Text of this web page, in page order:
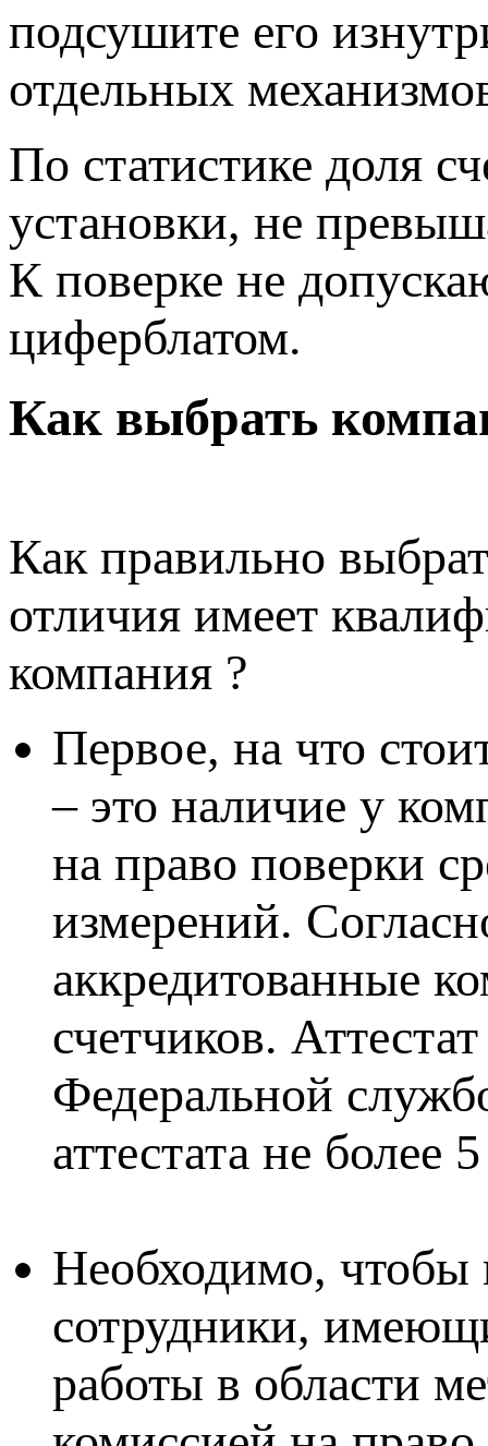
подсушите его
отдельных
По статистике доля
установки, не
К поверке не
циферблатом.
Как выбрать
Как правильно
отличия имеет
компания ?
Первое, на что
– это наличие у
на право поверки
измерений.
аккредитованные
счетчиков.
Федеральной
аттестата не более
Необходимо, чтобы
сотрудники,
работы в области